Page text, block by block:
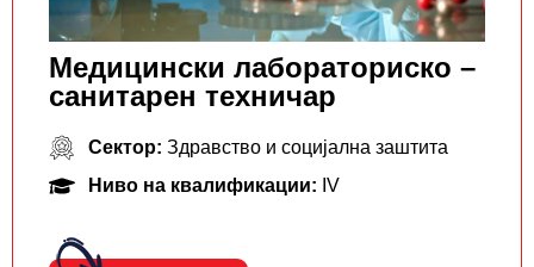
Медицински лабораториско –
санитарен техничар
Сектор: Здравство и социјална заштита
Ниво на квалификации: IV